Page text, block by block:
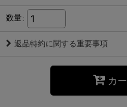
数量:
返品特約に関する重要事項
カ